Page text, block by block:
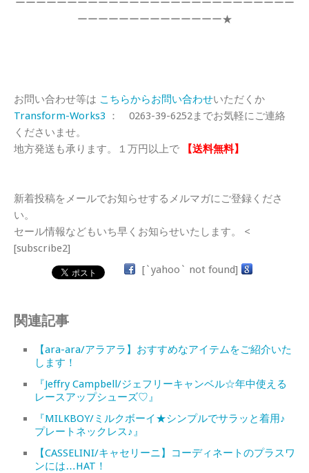
ーーーーーーーーーーーーーー★
お問い合わせ等は こちらからお問い合わせいただくか
Transform-Works3 ： 0263-39-6252までお気軽にご連絡
くださいませ。
地方発送も承ります。１万円以上で
【送料無料】
新着投稿をメールでお知らせするメルマガにご登録くださ
い。
セール情報などもいち早くお知らせいたします。 <
[subscribe2]
[`yahoo` not found]
関連記事
【ara-ara/アラアラ】おすすめなアイテムをご紹介いた
します！
『Jeffry Campbell/ジェフリーキャンベル☆年中使える
レースアップシューズ♡』
『MILKBOY/ミルクボーイ★シンプルでサラッと着用♪
プレートネックレス♪』
【CASSELINI/キャセリーニ】コーディネートのプラスワ
ンには…HAT！